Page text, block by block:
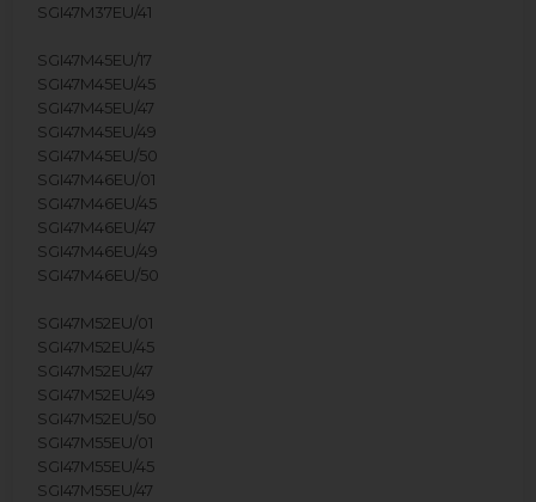
SGI47M37EU/41
SGI47M45EU/17
SGI47M45EU/45
SGI47M45EU/47
SGI47M45EU/49
SGI47M45EU/50
SGI47M46EU/01
SGI47M46EU/45
SGI47M46EU/47
SGI47M46EU/49
SGI47M46EU/50
SGI47M52EU/01
SGI47M52EU/45
SGI47M52EU/47
SGI47M52EU/49
SGI47M52EU/50
SGI47M55EU/01
SGI47M55EU/45
SGI47M55EU/47